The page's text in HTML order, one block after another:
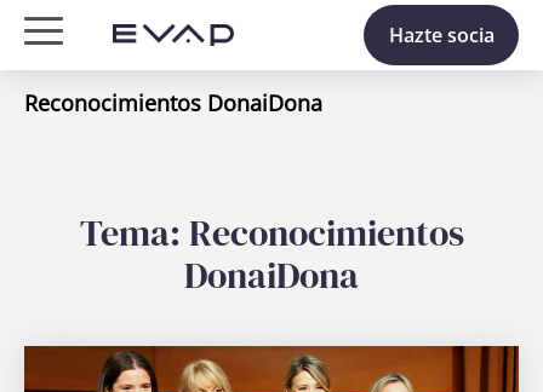
Hazte socia
Reconocimientos DonaiDona
Tema: Reconocimientos
DonaiDona